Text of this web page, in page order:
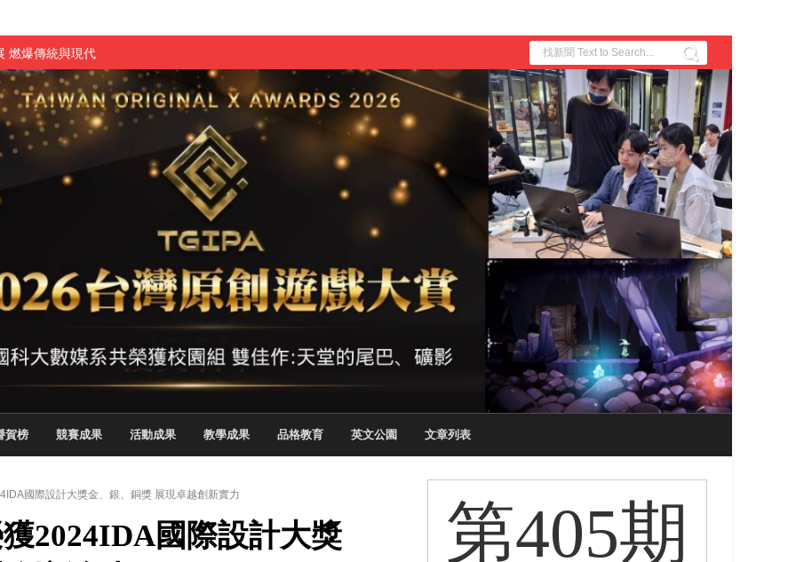
燃爆傳統與現代
創遊戲大賞雙佳作
專廣播詞競賽英文組佳作
型與數位正義
比賽」成績出爐
」 點亮智慧金融時代的跨域新局
戲抱回金點新秀獎
實務專題競賽第一名
2026 TSID 提出具體舊建築再利用提案
校院電腦動畫競賽嶄露頭角
典青銀共學、逐夢啟航
」與「Wwise」雙認證
賀榜 競賽成果 活動成果 教學成果 品格教育 英文公園 文章列表
國際設計大獎金、銀、銅獎 展現卓越創新實力
2024IDA國際設計大獎
第405期